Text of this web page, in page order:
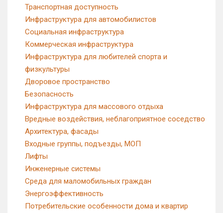
Транспортная доступность
Инфраструктура для автомобилистов
Социальная инфраструктура
Коммерческая инфраструктура
Инфраструктура для любителей спорта и
физкультуры
Дворовое пространство
Безопасность
Инфраструктура для массового отдыха
Вредные воздействия, неблагоприятное соседство
Архитектура, фасады
Входные группы, подъезды, МОП
Лифты
Инженерные системы
Среда для маломобильных граждан
Энергоэффективность
Потребительские особенности дома и квартир